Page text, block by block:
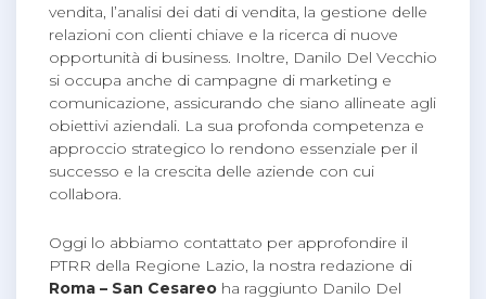
vendita, l’analisi dei dati di vendita, la gestione delle
relazioni con clienti chiave e la ricerca di nuove
opportunità di business. Inoltre, Danilo Del Vecchio
si occupa anche di campagne di marketing e
comunicazione, assicurando che siano allineate agli
obiettivi aziendali. La sua profonda competenza e
approccio strategico lo rendono essenziale per il
successo e la crescita delle aziende con cui
collabora.
Oggi lo abbiamo contattato per approfondire il
PTRR della Regione Lazio, la nostra redazione di
Roma – San Cesareo ha raggiunto Danilo Del